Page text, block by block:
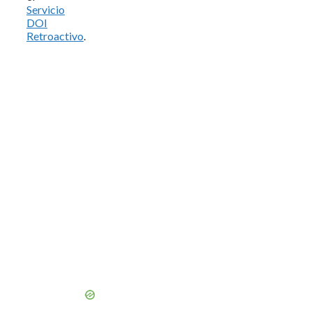
Servicio
DOI
Retroactivo.